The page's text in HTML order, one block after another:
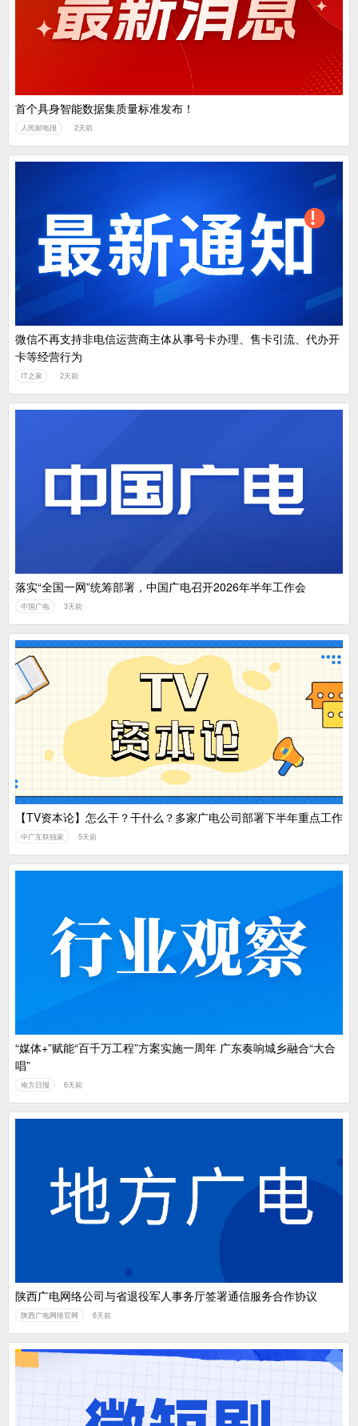
首个具身智能数据集质量标准发布！
人民邮电报 2天前
微信不再支持非电信运营商主体从事号卡办理、售卡引流、代办开
卡等经营行为
IT之家 2天前
落实“全国一网”统筹部署，中国广电召开2026年半年工作会
中国广电 3天前
【TV资本论】怎么干？干什么？多家广电公司部署下半年重点工作
中广互联独家 5天前
“媒体+”赋能“百千万工程”方案实施一周年 广东奏响城乡融合“大合
唱”
南方日报 6天前
陕西广电网络公司与省退役军人事务厅签署通信服务合作协议
陕西广电网络官网 6天前